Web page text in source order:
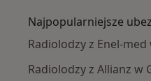
Najpopularniejsze
Radiolodzy z Enel-
Radiolodzy z Allianz w